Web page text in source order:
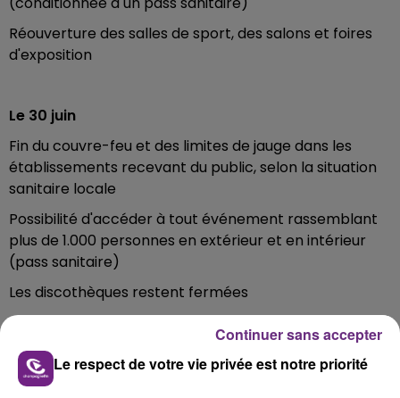
Réouverture des salles de sport, des salons et foires
d'exposition
Le 30 juin
Fin du couvre-feu et des limites de jauge dans les
établissements recevant du public, selon la situation
sanitaire locale
Possibilité d'accéder à tout événement rassemblant
plus de 1.000 personnes en extérieur et en intérieur
(pass sanitaire)
Les discothèques restent fermées
FIL D'ACTUS
Le respect de votre vie privée est notre priorité
Continuer sans accepter